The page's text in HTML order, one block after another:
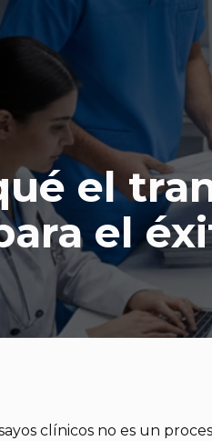
el
el
clínicos no es un